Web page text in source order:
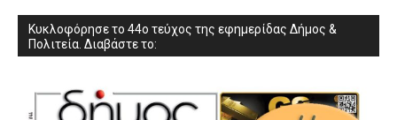
Κυκλοφόρησε το 44ο τεύχος της εφημερίδας Δήμος &
Πολιτεία. Διαβάστε το: